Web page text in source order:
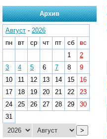
Архив
Август - 2026
пн
вт ср чт пт сб
вс
1
2
3
4 5 6 7 8
9
10
11 12 13 14 15
16
17
18 19 20 21 22
23
24
25 26 27 28 29
30
31
>